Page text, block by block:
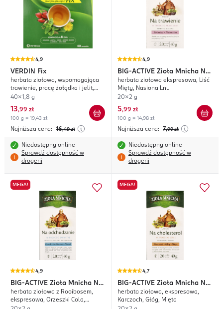
4,9
VERDIN Fix
herbata ziołowa, wspomagająca
trawienie, pracę żołądka i jelit,
suplement diety
40x1,8 g
13,99 zł
100 g = 19,43 zł
Najniższa cena: 16,49 zł
Niedostępny online
Sprawdź dostępność w
drogerii
4,9
BIG-ACTIVE Zioła Mnicha Na
Trawienie
herbata ziołowa ekspresowa, Liść
Mięty, Nasiona Lnu
20x2 g
5,99 zł
100 g = 14,98 zł
Najniższa cena: 7,99 zł
Niedostępny online
Sprawdź dostępność w
drogerii
MEGA!
4,9
BIG-ACTIVE Zioła Mnicha Na
Odchudzanie
herbata ziołowa z Rooibosem,
ekspresowa, Orzeszki Cola,
MEGA!
4,7
BIG-ACTIVE Zioła Mnicha Na
Cholesterol
herbata ziołowa, ekspresowa,
Karczoch, Głóg, Mięta